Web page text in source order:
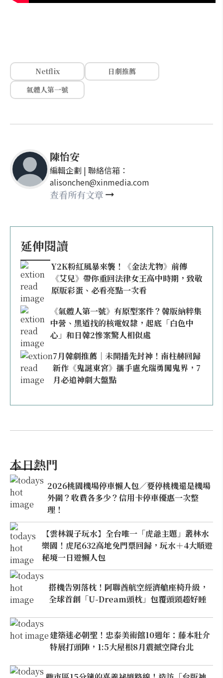
Netflix
日劇推薦
氣體人第一號
陳怡安
編輯企劃 | 聯絡信箱：
alisonchen@xinmedia.com
查看所有文章
延伸閱讀
Y2K粉紅風暴來襲！《金法尤物》前傳
《艾兒》帶你重回法律女王高中時期，致敬
原版彩蛋、必看亮點一次看
《氣體人第一號》有原型案件？韓版納粹集
中營、黑道找的核電奴隸，起底「白色中
心」和日韓2慘案驚人相似處
7月韓劇推薦｜未開播先封神！南柱赫回歸
新作《鬼謎東宮》攜手盧允瑞勇闖鬼界，7
月必追神劇大盤點
本日熱門
2026桃園機場停車懶人包／要停桃機還是機場
外圍？收費各多少？信用卡停車優惠一次整
理！
【雲林親子玩水】全台唯一「虎爺主題」叢林水
樂園！虎尾632高地免門票回歸，玩水＋4大順遊
秘境一日遊懶人包
搭機告別落枕！阿聯酋航空經濟艙座椅升級，
全球首創「U-Dream頭枕」包覆頭頸超好睡
建築迷必朝聖！忠泰美術館10週年：藤本壯介
特展打頭陣，1:5大屋根8月震撼空降台北